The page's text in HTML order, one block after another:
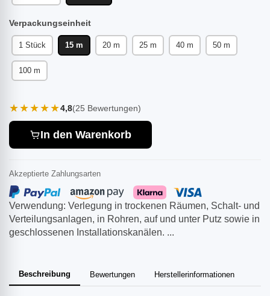
Verwendung: Verlegung in trockenen Räumen, Schalt- und
Verteilungsanlagen, in Rohren, auf und unter Putz sowie in
geschlossenen Installationskanälen. ...
Beschreibung Bewertungen Herstellerinformationen
Verpackungseinheit
1 Stück 15 m 20 m 25 m 40 m 50 m
100 m
★★★★★4,8(25 Bewertungen)
In den Warenkorb
Akzeptierte Zahlungsarten